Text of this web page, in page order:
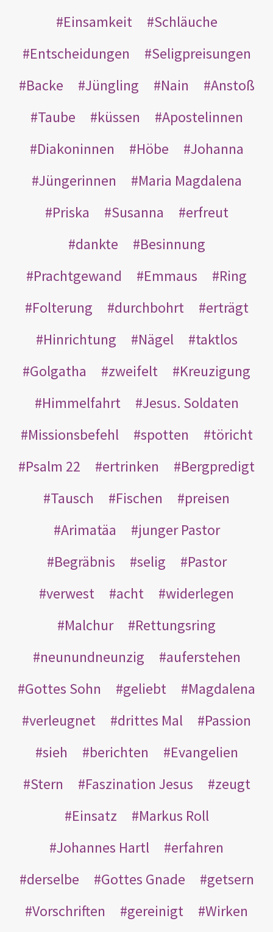
Einsamkeit
Schläuche
Entscheidungen
Seligpreisungen
Backe
Jüngling Nain
Anstoß
Taube
küssen
Apostelinnen
Diakoninnen
Höbe
Johanna
Jüngerinnen
Maria Magdalena
Priska
Susanna
erfreut
dankte
Besinnung
Prachtgewand
Emmaus
Ring
Folterung
durchbohrt
erträgt
Hinrichtung
Nägel
taktlos
Golgatha
zweifelt
Kreuzigung
Himmelfahrt
Jesus. Soldaten
Missionsbefehl
spotten
töricht
Psalm 22
ertrinken
Bergpredigt
Tausch
Fischen
preisen
Arimatäa
junger Pastor
Begräbnis
selig
Pastor
verwest
acht
widerlegen
Malchur
Rettungsring
neunundneunzig
auferstehen
Gottes Sohn
geliebt
Magdalena
verleugnet
drittes Mal
Passion
sieh
berichten
Evangelien
Stern
Faszination Jesus
zeugt
Einsatz
Markus Roll
Johannes Hartl
erfahren
derselbe
Gottes Gnade
getsern
Vorschriften
gereinigt
Wirken